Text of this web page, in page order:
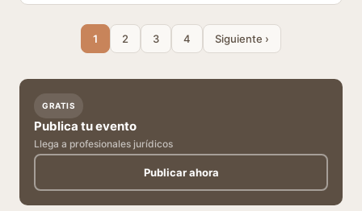
1 2 3 4 Siguiente ›
GRATIS
Publica tu evento
Llega a profesionales jurídicos
Publicar ahora